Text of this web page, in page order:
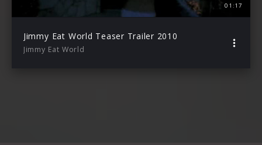
01:17
Jimmy Eat World Teaser Trailer 2010
Jimmy Eat World